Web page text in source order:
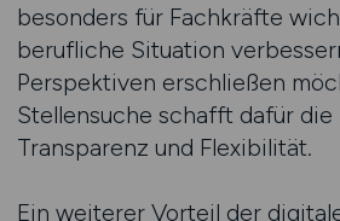
besonders für Fachkräfte
berufliche Situation
Perspektiven erschließen
Stellensuche schafft dafür
Transparenz und Flexibilität.
Ein weiterer Vorteil der